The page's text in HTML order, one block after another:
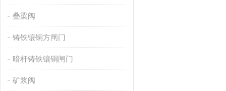
叠梁阀
铸铁镶铜方闸门
暗杆铸铁镶铜闸门
矿浆阀